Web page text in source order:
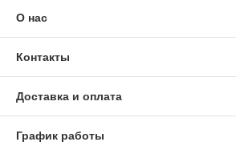
О нас
Контакты
Доставка и оплата
График работы